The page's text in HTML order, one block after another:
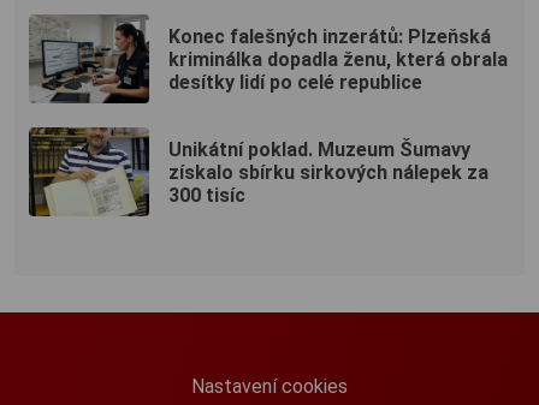
Konec falešných inzerátů: Plzeňská
kriminálka dopadla ženu, která obrala
desítky lidí po celé republice
Unikátní poklad. Muzeum Šumavy
získalo sbírku sirkových nálepek za
300 tisíc
Nastavení cookies